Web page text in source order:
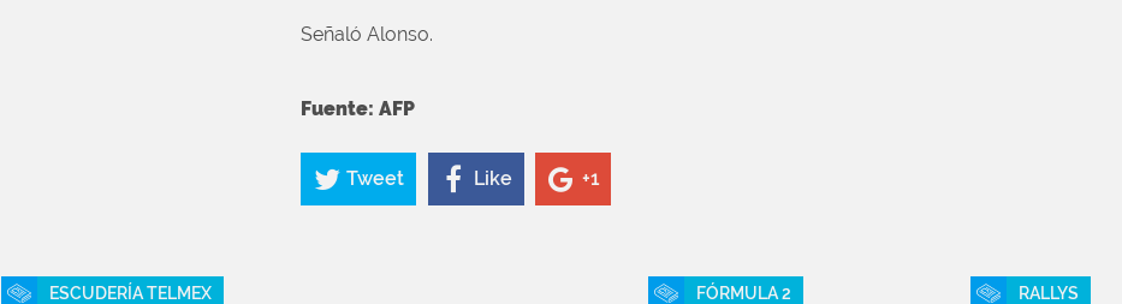
Señaló Alonso.
Fuente: AFP
Tweet Like +1
ESCUDERÍA TELMEX FÓRMULA 2 RALLYS